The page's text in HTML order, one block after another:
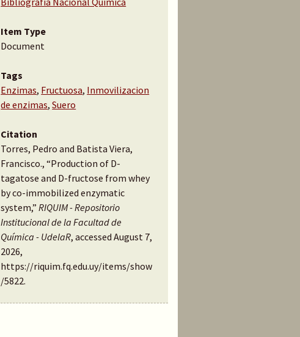
Item Type
Document
Tags
Enzimas, Fructuosa, Inmovilizacion
de enzimas,Suero
Citation
Torres, Pedro and Batista Viera,
Francisco., “Production of D-
tagatose and D-fructose from whey
by co-immobilized enzymatic
system,”RIQUIM - Repositorio
Institucional de la Facultad de
Química - UdelaR, accessed August 7,
2026,
https://riquim.fq.edu.uy/items/show
/5822.